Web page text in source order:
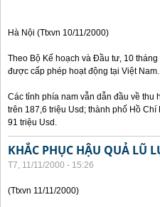
Hà Nội (Ttxvn 10/11/2000)
Theo Bộ Kế hoạch và Đầu tư, 10
được cấp phép hoạt động tại Việt Nam.
Các tỉnh phía nam vẫn dẫn đầu về
trên 187,6 triệu Usd; thành phố Hồ
91 triệu Usd.
KHẮC PHỤC HẬU QUẢ LŨ
T7, 11/11/2000 - 15:26
(Ttxvn 11/11/2000)